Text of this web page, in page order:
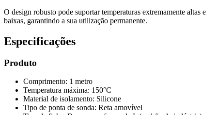
O design robusto pode suportar temperaturas extremamente altas e
baixas, garantindo a sua utilização permanente.
Especificações
Produto
Comprimento: 1 metro
Temperatura máxima: 150°C
Material de isolamento: Silicone
Tipo de ponta de sonda: Reta amovível